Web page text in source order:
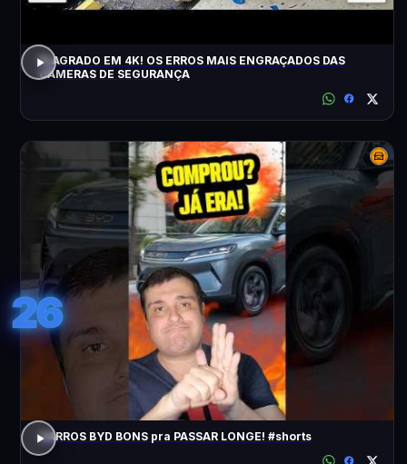
FLAGRADO EM 4K! OS ERROS MAIS ENGRAÇADOS DAS
CÂMERAS DE SEGURANÇA
26
CARROS BYD BONS pra PASSAR LONGE! #shorts